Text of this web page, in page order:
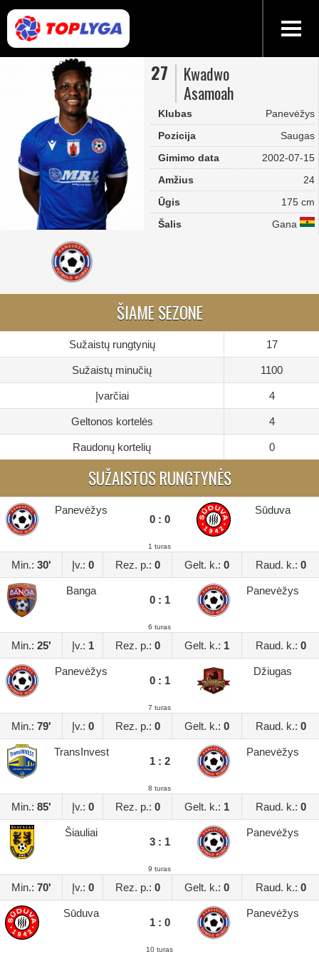
27
Kwadwo
Asamoah
Klubas
Panevėžys
Pozicija
Saugas
Gimimo data
2002-07-15
Amžius
24
Ūgis
175 cm
Šalis
Gana
ŠIAME SEZONE
Sužaistų rungtynių 17
Sužaistų minučių 1100
Įvarčiai 4
Geltonos kortelės 4
Raudonų kortelių 0
SUŽAISTOS RUNGTYNĖS
Panevėžys
0 : 0
Sūduva
1 turas
Min.: 30' Įv.: 0 Rez. p.: 0 Gelt. k.: 0 Raud. k.: 0
Banga
0 : 1
Panevėžys
6 turas
Min.: 25' Įv.: 1 Rez. p.: 0 Gelt. k.: 1 Raud. k.: 0
Panevėžys
0 : 1
Džiugas
7 turas
Min.: 79' Įv.: 0 Rez. p.: 0 Gelt. k.: 0 Raud. k.: 0
TransInvest
1 : 2
Panevėžys
8 turas
Min.: 85' Įv.: 0 Rez. p.: 0 Gelt. k.: 1 Raud. k.: 0
Šiauliai
3 : 1
Panevėžys
9 turas
Min.: 70' Įv.: 0 Rez. p.: 0 Gelt. k.: 0 Raud. k.: 0
Sūduva
1 : 0
Panevėžys
10 turas